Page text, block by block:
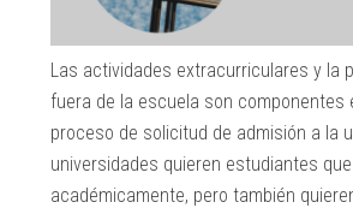
Las actividades extracurriculares y la
fuera de la escuela son componentes
proceso de solicitud de admisión a la
universidades quieren estudiantes
académicamente, pero también